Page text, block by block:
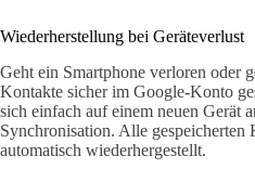
Wiederherstellung bei Geräteverlust
Geht ein Smartphone verloren oder
Kontakte sicher im Google-Konto
sich einfach auf einem neuen Gerät
Synchronisation. Alle gespeicherten
automatisch wiederhergestellt.